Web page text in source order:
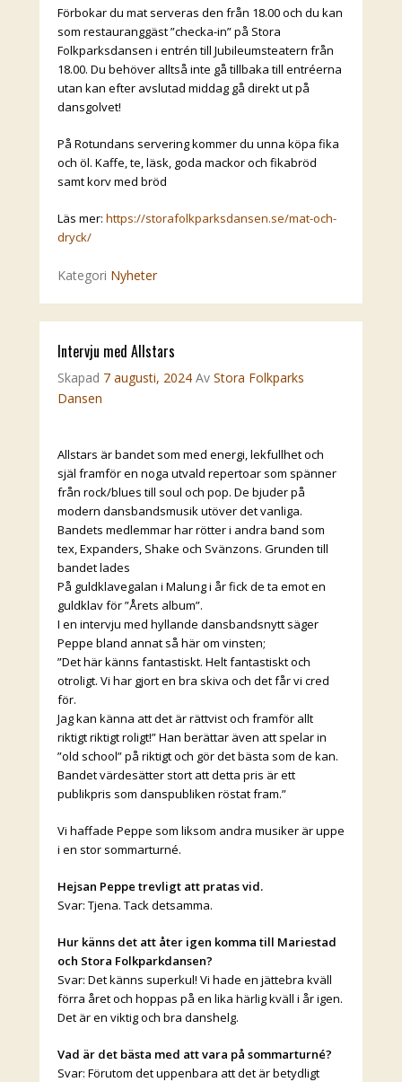
Förbokar du mat serveras den från 18.00 och du kan
som restauranggäst ”checka-in” på Stora
Folkparksdansen i entrén till Jubileumsteatern från
18.00. Du behöver alltså inte gå tillbaka till entréerna
utan kan efter avslutad middag gå direkt ut på
dansgolvet!
På Rotundans servering kommer du unna köpa fika
och öl. Kaffe, te, läsk, goda mackor och fikabröd
samt korv med bröd
Läs mer: https://storafolkparksdansen.se/mat-och-
dryck/
Kategori Nyheter
Intervju med Allstars
Skapad 7 augusti, 2024 Av Stora Folkparks
Dansen
Allstars är bandet som med energi, lekfullhet och
själ framför en noga utvald repertoar som spänner
från rock/blues till soul och pop. De bjuder på
modern dansbandsmusik utöver det vanliga.
Bandets medlemmar har rötter i andra band som
tex, Expanders, Shake och Svänzons. Grunden till
bandet lades
På guldklavegalan i Malung i år fick de ta emot en
guldklav för ”Årets album”.
I en intervju med hyllande dansbandsnytt säger
Peppe bland annat så här om vinsten;
”Det här känns fantastiskt. Helt fantastiskt och
otroligt. Vi har gjort en bra skiva och det får vi cred
för.
Jag kan känna att det är rättvist och framför allt
riktigt riktigt roligt!” Han berättar även att spelar in
”old school” på riktigt och gör det bästa som de kan.
Bandet värdesätter stort att detta pris är ett
publikpris som danspubliken röstat fram.”
Vi haffade Peppe som liksom andra musiker är uppe
i en stor sommarturné.
Hejsan Peppe trevligt att pratas vid.
Svar: Tjena. Tack detsamma.
Hur känns det att åter igen komma till Mariestad
och Stora Folkparkdansen?
Svar: Det känns superkul! Vi hade en jättebra kväll
förra året och hoppas på en lika härlig kväll i år igen.
Det är en viktig och bra danshelg.
Vad är det bästa med att vara på sommarturné?
Svar: Förutom det uppenbara att det är betydligt